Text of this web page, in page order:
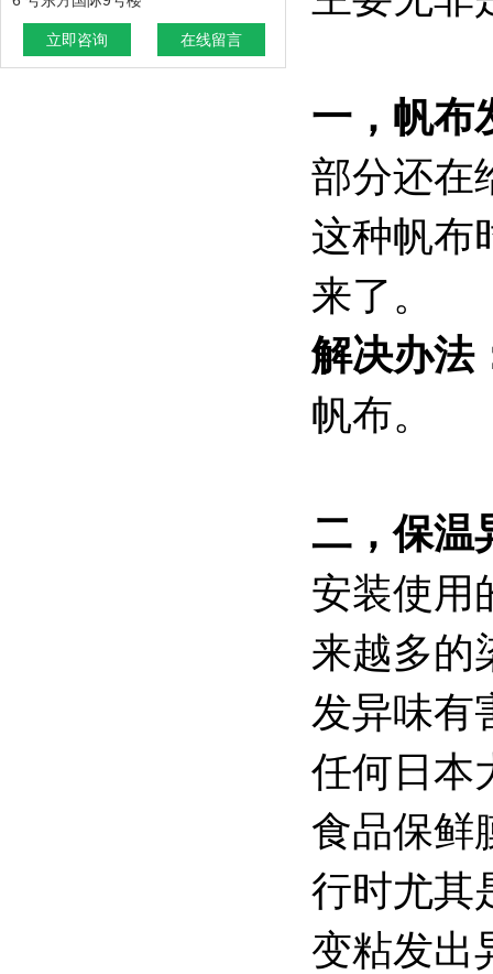
立即咨询 在线留言
一，帆布
部分还在
这种帆布
来了。
解决办法
帆布。
二，保温
安装使用
来越多的
发异味有
任何日本
食品保鲜
行时尤其
变粘发出